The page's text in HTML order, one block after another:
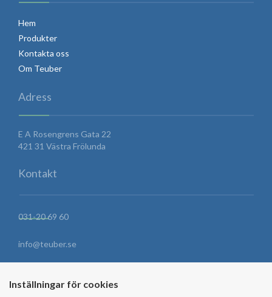
Hem
Produkter
Kontakta oss
Om Teuber
Adress
E A Rosengrens Gata 22
421 31 Västra Frölunda
Kontakt
031-20 69 60
info@teuber.se
Inställningar för cookies